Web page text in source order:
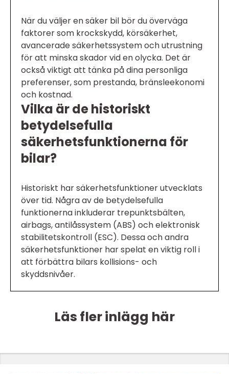
När du väljer en säker bil bör du överväga
faktorer som krockskydd, körsäkerhet,
avancerade säkerhetssystem och utrustning
för att minska skador vid en olycka. Det är
också viktigt att tänka på dina personliga
preferenser, som prestanda, bränsleekonomi
och kostnad.
Vilka är de historiskt
betydelsefulla
säkerhetsfunktionerna för
bilar?
Historiskt har säkerhetsfunktioner utvecklats
över tid. Några av de betydelsefulla
funktionerna inkluderar trepunktsbälten,
airbags, antilåssystem (ABS) och elektronisk
stabilitetskontroll (ESC). Dessa och andra
säkerhetsfunktioner har spelat en viktig roll i
att förbättra bilars kollisions- och
skyddsnivåer.
Läs fler inlägg här